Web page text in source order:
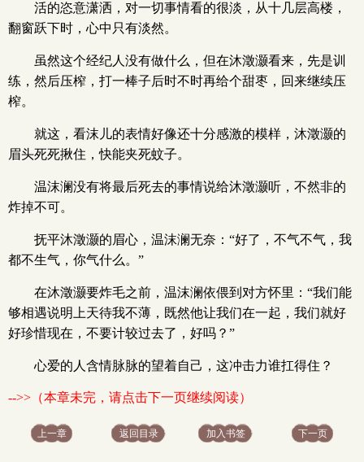
活的恣意潇洒，对一切事情看的很淡，从十几层高楼，
翻窗跃下时，心中只有淡然。
虽然这个经纪人没有做什么，但在沐澂灏看来，先是训
练，然后压榨，打一棒子后时不时再给个甜枣，回来继续压
榨。
就这，看沫儿的表情好像还十分感激的模样，沐澂灏的
眉头死死揪住，快能夹死蚊子。
温沫澜没有将最后死去的事情说给沐澂灏听，不然非的
炸掉不可。
抚平沐澂灏的眉心，温沫澜无奈：“好了，不气不气，我
都不生气，你气什么。”
在沐澂灏要炸毛之前，温沫澜依偎到对方怀里：“我们能
够相遇说明上天待我不薄，既然他让我们在一起，我们就好
好珍惜现在，不要计较过去了，好吗？”
心爱的人含情脉脉的望着自己，这冲击力谁扛得住？
-->>（本章未完，请点击下一页继续阅读）
上一章 返回目录 加入书签 下一页